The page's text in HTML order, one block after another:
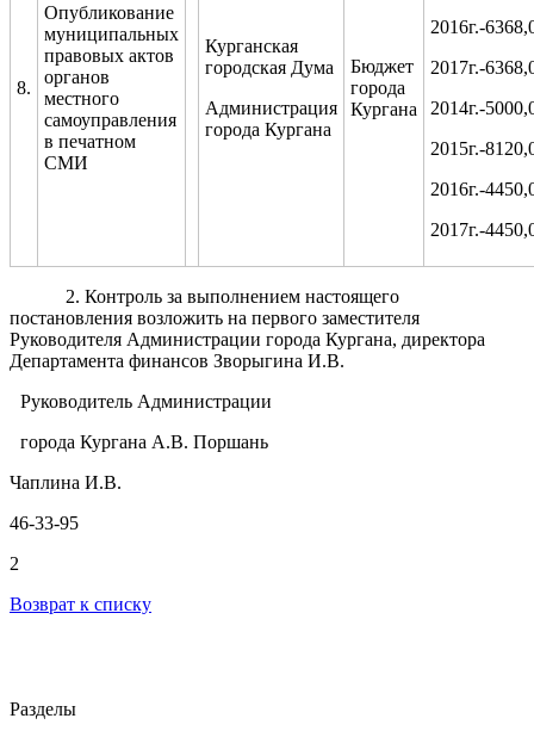
8.
Опубликование
муниципальных
правовых актов
органов
местного
самоуправления
в печатном
СМИ
Курганская
городская Дума
Администрация
города Кургана
Бюджет
города
Кургана
2016г.-
2017г.-
2014г.-
2015г.-
2016г.-
2017г.-
2. Контроль за выполнением настоящего
постановления возложить на первого заместителя
Руководителя Администрации города Кургана, директора
Департамента финансов Зворыгина И.В.
Руководитель Администрации
города Кургана А.В. Поршань
Чаплина И.В.
46-33-95
2
Возврат к списку
Разделы